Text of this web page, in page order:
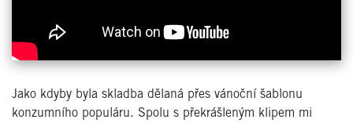
Jako kdyby byla skladba dělaná přes vánoční šablonu
konzumního populáru. Spolu s překrášleným klipem mi